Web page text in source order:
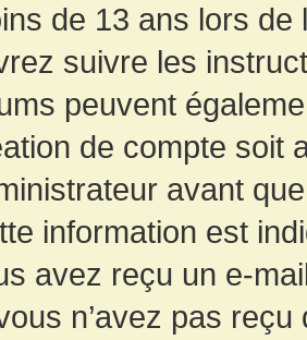
de 13 ans lors de
suivre les
peuvent
de compte soit
avant
information est
avez reçu un e-
n’avez pas